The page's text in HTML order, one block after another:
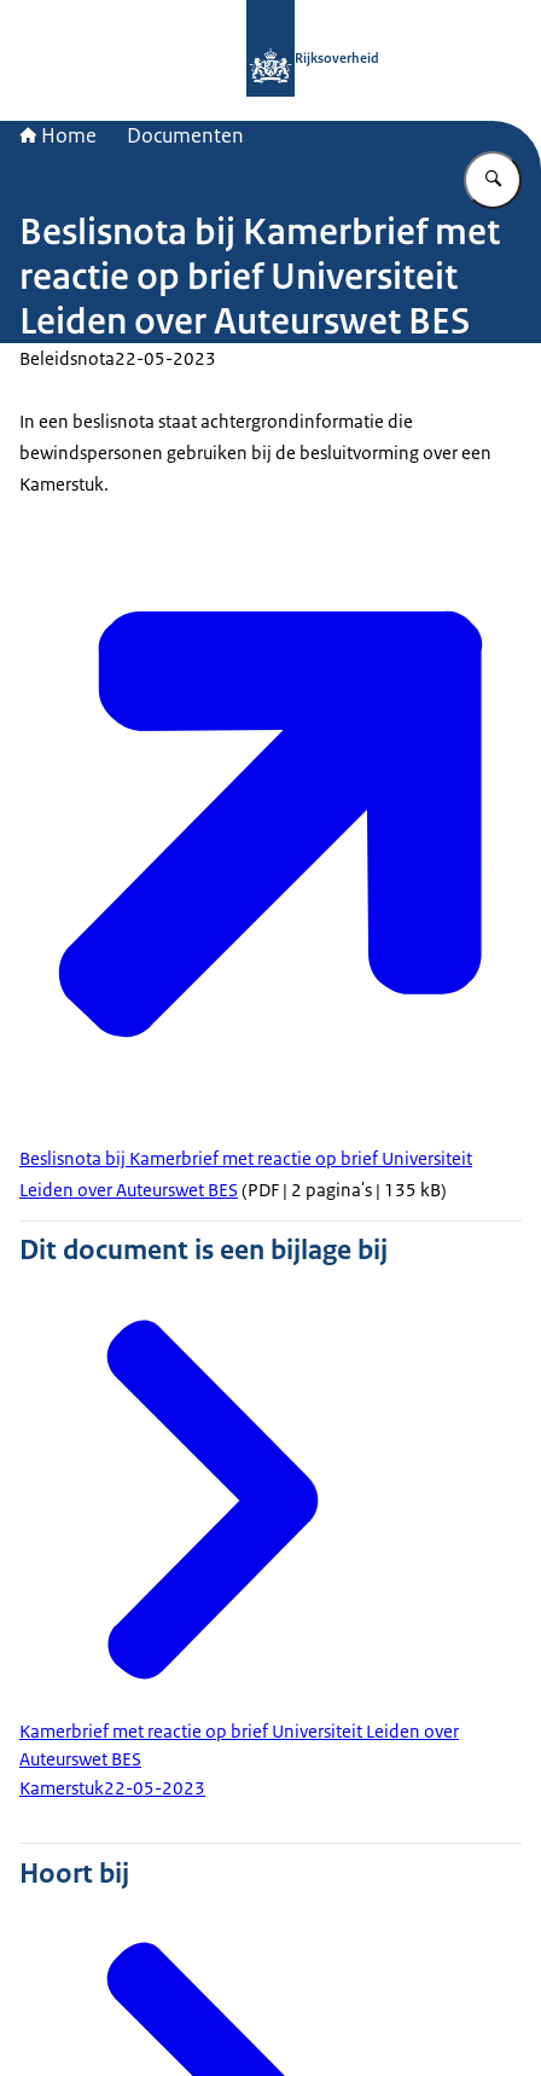
Rijksoverheid
Home Documenten
Beslisnota bij Kamerbrief met
reactie op brief Universiteit
Leiden over Auteurswet BES
Beleidsnota22-05-2023
In een beslisnota staat achtergrondinformatie die
bewindspersonen gebruiken bij de besluitvorming over een
Kamerstuk.
Beslisnota bij Kamerbrief met reactie op brief Universiteit
Leiden over Auteurswet BES (PDF | 2 pagina's | 135 kB)
Dit document is een bijlage bij
Kamerbrief met reactie op brief Universiteit Leiden over
Auteurswet BES
Kamerstuk22-05-2023
Hoort bij